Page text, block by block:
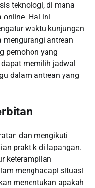
teknologi, di mana
online. Hal ini
waktu kunjungan
mengurangi antrean
pemohon yang
memilih jadwal
dalam antrean yang
dan mengikuti
praktik di lapangan.
keterampilan
menghadapi situasi
menentukan apakah